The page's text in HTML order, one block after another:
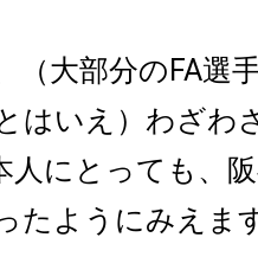
（大部分の FA選
はいえ）わざわ
人にとっても、
たようにみえま